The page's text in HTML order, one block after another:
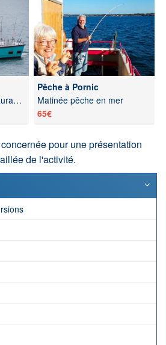
Bar
Pêche à Pornic
Matinée pêche en mer
65€
pour une présentation
de l'activité.